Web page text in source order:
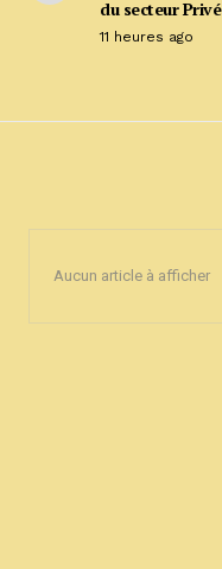
du secteur Privé
11 heures ago
Aucun article à afficher